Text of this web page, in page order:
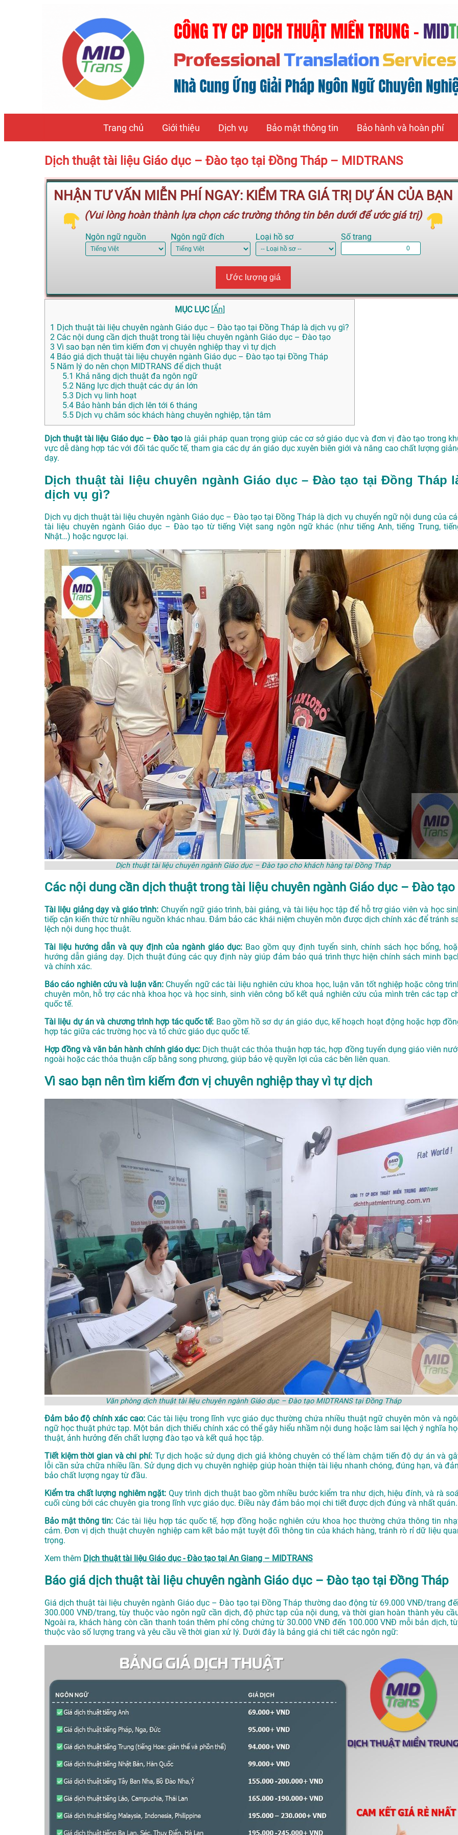
Trang chủ Giới thiệu Dịch vụ Bảo mật thông tin Bảo hành và hoàn phí
Dịch thuật tài liệu Giáo dục – Đào tạo tại Đồng Tháp – MIDTRANS
NHẬN TƯ VẤN MIỄN PHÍ NGAY: KIỂM TRA GIÁ TRỊ DỰ ÁN CỦA BẠN
(Vui lòng hoàn thành lựa chọn các trường thông tin bên dưới để ước giá trị)
Ngôn ngữ nguồn Ngôn ngữ đích Loại hồ sơ Số trang
Ước lượng giá
MỤC LỤC [Ẩn]
1 Dịch thuật tài liệu chuyên ngành Giáo dục – Đào tạo tại Đồng Tháp là dịch vụ gì?
2 Các nội dung cần dịch thuật trong tài liệu chuyên ngành Giáo dục – Đào tạo
3 Vì sao bạn nên tìm kiếm đơn vị chuyên nghiệp thay vì tự dịch
4 Báo giá dịch thuật tài liệu chuyên ngành Giáo dục – Đào tạo tại Đồng Tháp
5 Năm lý do nên chọn MIDTRANS để dịch thuật
5.1 Khả năng dịch thuật đa ngôn ngữ
5.2 Năng lực dịch thuật các dự án lớn
5.3 Dịch vụ linh hoạt
5.4 Bảo hành bản dịch lên tới 6 tháng
5.5 Dịch vụ chăm sóc khách hàng chuyên nghiệp, tận tâm
Dịch thuật tài liệu Giáo dục – Đào tạolà giải pháp quan trọng giúp các cơ sở giáo dục và đơn vị đào tạo trong
vực dễ dàng hợp tác với đối tác quốc tế, tham gia các dự án giáo dục xuyên biên giới và nâng cao chất lượng
dạy.
Dịch thuật tài liệu chuyên ngành Giáo dục – Đào tạo tại Đồng Tháp
dịch vụ gì?
Dịch vụ dịch thuật tài liệu chuyên ngành Giáo dục – Đào tạo tại Đồng Tháp là dịch vụ chuyển ngữ nội dung của
tài liệu chuyên ngành Giáo dục – Đào tạo từ tiếng Việt sang ngôn ngữ khác (như tiếng Anh, tiếng Trung,
Nhật…) hoặc ngược lại.
Dịch thuật tài liệu chuyên ngành Giáo dục – Đào tạo cho khách hàng tại Đồng Tháp
Các nội dung cần dịch thuật trong tài liệu chuyên ngành Giáo dục – Đào tạo
Tài liệu giảng dạy và giáo trình: Chuyển ngữ giáo trình, bài giảng, và tài liệu học tập để hỗ trợ giáo viên và học
tiếp cận kiến thức từ nhiều nguồn khác nhau. Đảm bảo các khái niệm chuyên môn được dịch chính xác để tránh
lệch nội dung học thuật.
Tài liệu hướng dẫn và quy định của ngành giáo dục: Bao gồm quy định tuyển sinh, chính sách học bổng,
hướng dẫn giảng dạy. Dịch thuật đúng các quy định này giúp đảm bảo quá trình thực hiện chính sách minh
và chính xác.
Báo cáo nghiên cứu và luận văn: Chuyển ngữ các tài liệu nghiên cứu khoa học, luận văn tốt nghiệp hoặc công
chuyên môn, hỗ trợ các nhà khoa học và học sinh, sinh viên công bố kết quả nghiên cứu của mình trên các tạp
quốc tế.
Tài liệu dự án và chương trình hợp tác quốc tế: Bao gồm hồ sơ dự án giáo dục, kế hoạch hoạt động hoặc hợp
hợp tác giữa các trường học và tổ chức giáo dục quốc tế.
Hợp đồng và văn bản hành chính giáo dục: Dịch thuật các thỏa thuận hợp tác, hợp đồng tuyển dụng giáo viên
ngoài hoặc các thỏa thuận cấp bằng song phương, giúp bảo vệ quyền lợi của các bên liên quan.
Vì sao bạn nên tìm kiếm đơn vị chuyên nghiệp thay vì tự dịch
Văn phòng dịch thuật tài liệu chuyên ngành Giáo dục – Đào tạo MIDTRANS tại Đồng Tháp
Đảm bảo độ chính xác cao: Các tài liệu trong lĩnh vực giáo dục thường chứa nhiều thuật ngữ chuyên môn và
ngữ học thuật phức tạp. Một bản dịch thiếu chính xác có thể gây hiểu nhầm nội dung hoặc làm sai lệch ý nghĩa
thuật, ảnh hưởng đến chất lượng đào tạo và kết quả học tập.
Tiết kiệm thời gian và chi phí: Tự dịch hoặc sử dụng dịch giả không chuyên có thể làm chậm tiến độ dự án và
lỗi cần sửa chữa nhiều lần. Sử dụng dịch vụ chuyên nghiệp giúp hoàn thiện tài liệu nhanh chóng, đúng hạn, và
bảo chất lượng ngay từ đầu.
Kiểm tra chất lượng nghiêm ngặt: Quy trình dịch thuật bao gồm nhiều bước kiểm tra như dịch, hiệu đính, và rà
cuối cùng bởi các chuyên gia trong lĩnh vực giáo dục. Điều này đảm bảo mọi chi tiết được dịch đúng và nhất quán.
Bảo mật thông tin: Các tài liệu hợp tác quốc tế, hợp đồng hoặc nghiên cứu khoa học thường chứa thông tin
cảm. Đơn vị dịch thuật chuyên nghiệp cam kết bảo mật tuyệt đối thông tin của khách hàng, tránh rò rỉ dữ liệu
trọng.
Xem thêm Dịch thuật tài liệu Giáo dục - Đào tạo tại An Giang – MIDTRANS
Báo giá dịch thuật tài liệu chuyên ngành Giáo dục – Đào tạo tại Đồng Tháp
Giá dịch thuật tài liệu chuyên ngành Giáo dục – Đào tạo tại Đồng Tháp thường dao động từ 69.000 VNĐ/trang
300.000 VNĐ/trang, tùy thuộc vào ngôn ngữ cần dịch, độ phức tạp của nội dung, và thời gian hoàn thành yêu
Ngoài ra, khách hàng còn cần thanh toán thêm phí công chứng từ 30.000 VNĐ đến 100.000 VNĐ mỗi bản dịch,
thuộc vào số lượng trang và yêu cầu về thời gian xử lý. Dưới đây là bảng giá chi tiết các ngôn ngữ: